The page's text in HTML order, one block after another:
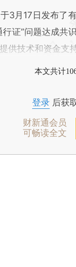
月17日发布了有
行证”问题达成共
供技术和资金支
本文共计
登录后获
财新通会员
可畅读全文